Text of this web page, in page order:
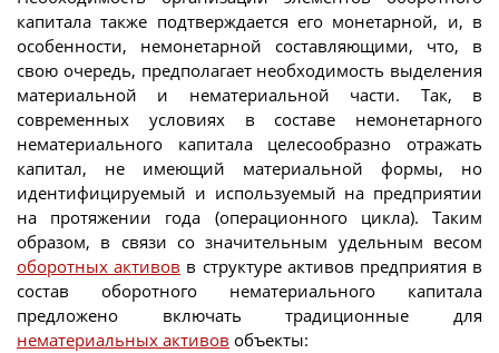
капитала также подтверждается его монетарной, и, в
особенности, немонетарной составляющими, что, в
свою очередь, предполагает необходимость выделения
материальной и нематериальной части. Так, в
современных условиях в составе немонетарного
нематериального капитала целесообразно отражать
капитал, не имеющий материальной формы, но
идентифицируемый и используемый на предприятии
на протяжении года (операционного цикла). Таким
образом, в связи со значительным удельным весом
оборотных активов в структуре активов предприятия в
состав оборотного нематериального капитала
предложено включать традиционные для
нематериальных активов объекты: